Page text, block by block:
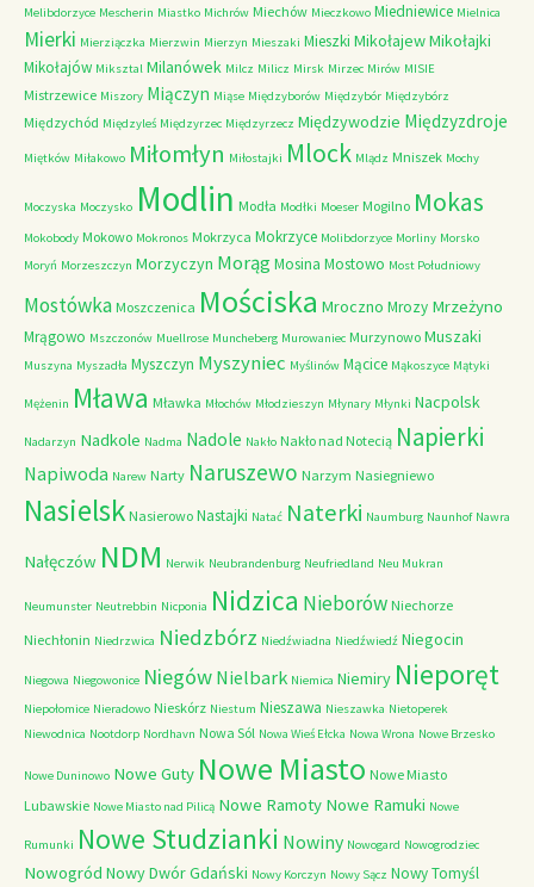
Melibdorzyce Mescherin Miastko Michrów Miechów Mieczkowo Miedniewice Mielnica
Mierki Mierziączka Mierzwin Mierzyn Mieszaki Mieszki MikołajewMikołajki
Mikołajów Miksztal Milanówek Milcz Milicz Mirsk Mirzec Mirów MISIE
Mistrzewice Miszory Miączyn Miąse Międzyborów Międzybór Międzybórz
Międzychód Międzyleś Międzyrzec Międzyrzecz Międzywodzie Międzyzdroje
Miętków Miłakowo Miłomłyn Miłostajki Mlock Mlądz Mniszek Mochy
Moczyska Moczysko Modlin Modła Modłki Moeser Mogilno Mokas
Mokobody Mokowo Mokronos Mokrzyca Mokrzyce Molibdorzyce Morliny Morsko
Moryń Morzeszczyn Morzyczyn MorągMosina Mostowo Most Południowy
Mostówka Moszczenica Mościska Mroczno Mrozy Mrzeżyno
Mrągowo Mszczonów Muellrose Muncheberg Murowaniec Murzynowo Muszaki
Muszyna Myszadła Myszczyn Myszyniec Myślinów Mącice Mąkoszyce Mątyki
Mężenin Mława Mławka Młochów Młodzieszyn Młynary Młynki Nacpolsk
Nadarzyn Nadkole Nadma Nadole Nakło Nakło nad Notecią Napierki
Napiwoda Narew Narty Naruszewo Narzym Nasiegniewo
Nasielsk Nasierowo Nastajki Natać Naterki Naumburg Naunhof Nawra
Nałęczów NDM Nerwik Neubrandenburg Neufriedland Neu Mukran
Neumunster Neutrebbin Nicponia Nidzica Nieborów Niechorze
Niechłonin Niedrzwica Niedzbórz Niedźwiadna Niedźwiedź Niegocin
Niegowa Niegowonice Niegów Nielbark Niemica Niemiry Nieporęt
Niepołomice Nieradowo Nieskórz Niestum Nieszawa Nieszawka Nietoperek
Niewodnica Nootdorp Nordhavn Nowa Sól Nowa Wieś Ełcka Nowa Wrona Nowe Brzesko
Nowe Duninowo Nowe Guty Nowe Miasto Nowe Miasto
Lubawskie Nowe Miasto nad Pilicą Nowe Ramoty Nowe Ramuki Nowe
Rumunki Nowe Studzianki Nowiny Nowogard Nowogrodziec
Nowogród Nowy Dwór Gdański Nowy Korczyn Nowy Sącz Nowy Tomyśl